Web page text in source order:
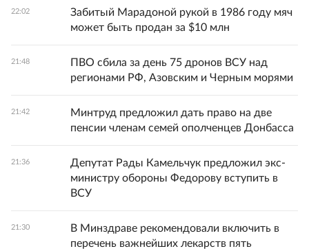
22:02
Забитый Марадоной рукой в 1986 году мяч
может быть продан за $10 млн
21:48
ПВО сбила за день 75 дронов ВСУ над
регионами РФ, Азовским и Черным морями
21:42
Минтруд предложил дать право на две
пенсии членам семей ополченцев Донбасса
21:36
Депутат Рады Камельчук предложил экс-
министру обороны Федорову вступить в
ВСУ
21:30
В Минздраве рекомендовали включить в
перечень важнейших лекарств пять